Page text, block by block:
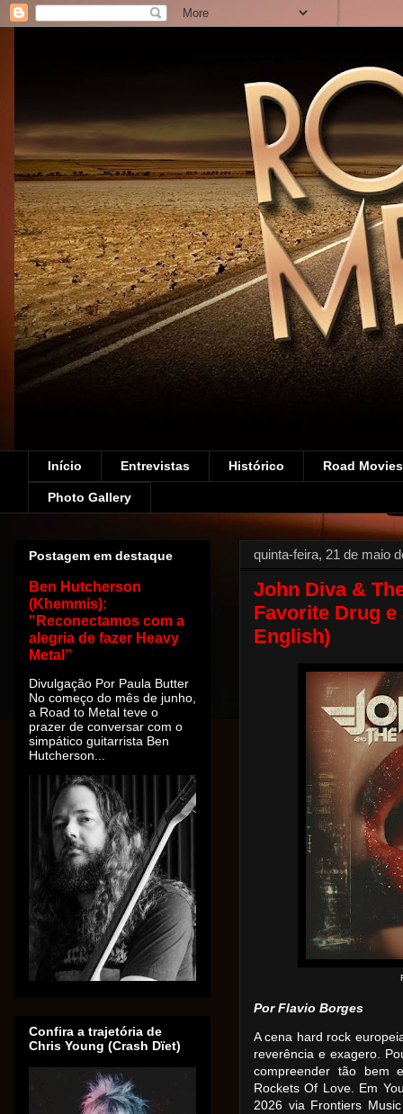
Início Entrevistas Histórico Road
Photo Gallery
quinta-feira, 21 de maio
John Diva &
Favorite Drug
English)
Por Flavio Borges
A cena hard rock
reverência e exagero.
compreender tão bem
Rockets Of Love. Em
2026 via Frontiers
Postagem em destaque
Ben Hutcherson
(Khemmis):
"Reconectamos com a
alegria de fazer Heavy
Metal”
Divulgação Por Paula Butter
No começo do mês de junho,
a Road to Metal teve o
prazer de conversar com o
simpático guitarrista Ben
Hutcherson...
Confira a trajetória de
Chris Young (Crash Dïet)